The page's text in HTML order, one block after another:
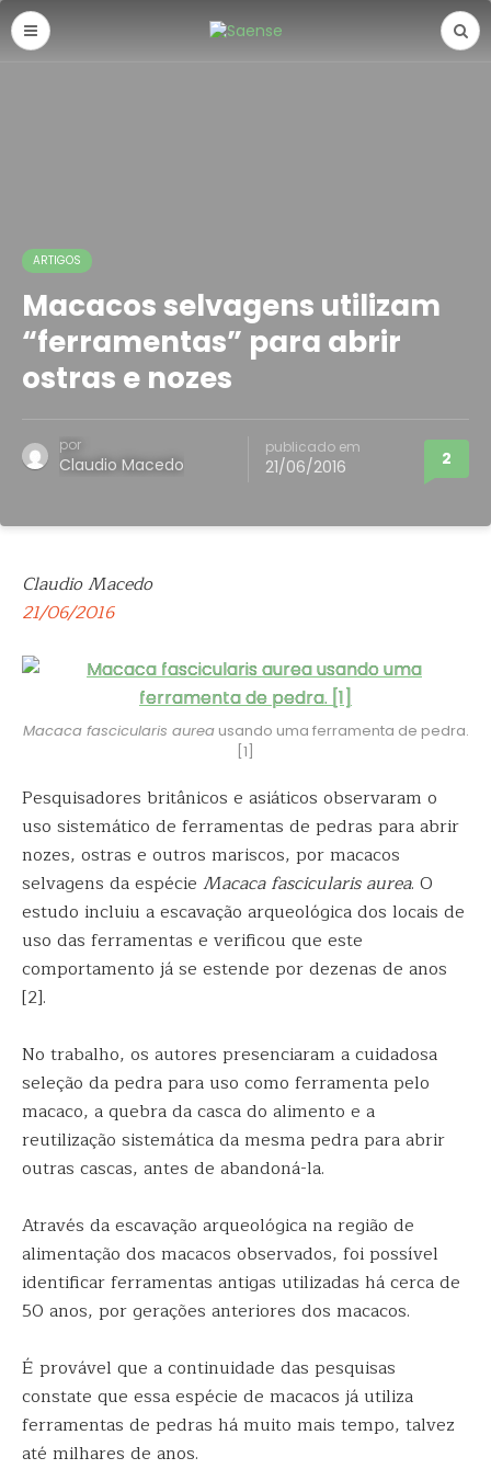
ARTIGOS
Macacos selvagens utilizam
“ferramentas” para abrir
ostras e nozes
por
Claudio Macedo
publicado em
21/06/2016 2
Claudio Macedo
21/06/2016
Macaca fascicularis aureausando uma ferramenta de pedra.
[1]
Pesquisadores britânicos e asiáticos observaram o
uso sistemático de ferramentas de pedras para abrir
nozes, ostras e outros mariscos, por macacos
selvagens da espécie Macaca fascicularis aurea. O
estudo incluiu a escavação arqueológica dos locais de
uso das ferramentas e verificou que este
comportamento já se estende por dezenas de anos
[2].
No trabalho, os autores presenciaram a cuidadosa
seleção da pedra para uso como ferramenta pelo
macaco, a quebra da casca do alimento e a
reutilização sistemática da mesma pedra para abrir
outras cascas, antes de abandoná-la.
Através da escavação arqueológica na região de
alimentação dos macacos observados, foi possível
identificar ferramentas antigas utilizadas há cerca de
50 anos, por gerações anteriores dos macacos.
É provável que a continuidade das pesquisas
constate que essa espécie de macacos já utiliza
ferramentas de pedras há muito mais tempo, talvez
até milhares de anos.